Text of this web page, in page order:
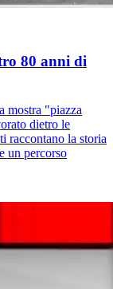
80 anni di
mostra "piazza
dietro le
raccontano la storia
un percorso